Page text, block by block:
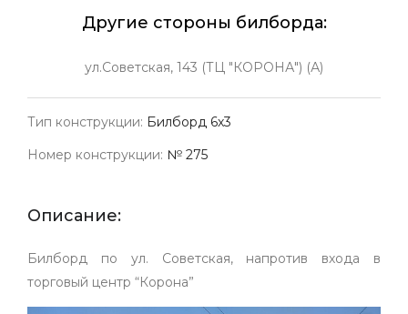
Другие стороны билборда:
ул.Советская, 143 (ТЦ "КОРОНА") (А)
Тип конструкции: Билборд 6х3
Номер конструкции: № 275
Описание:
Билборд по ул. Советская, напротив входа в
торговый центр “Корона”